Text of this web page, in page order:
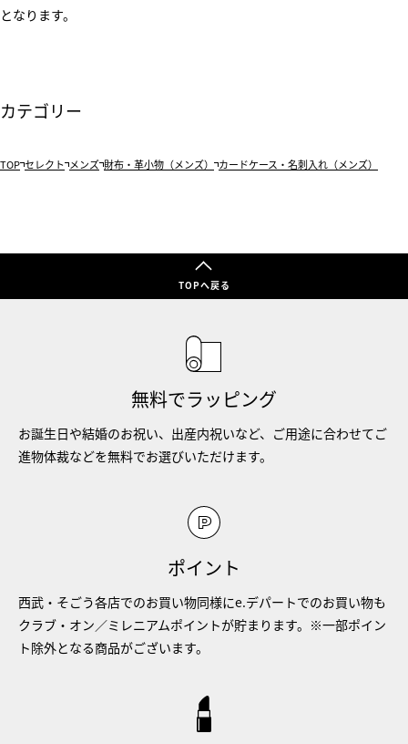
となります。
カテゴリー
TOP セレクト メンズ 財布・革小物（メンズ） カードケース・名刺入れ（メンズ）
TOPへ戻る
無料でラッピング
お誕生日や結婚のお祝い、出産内祝いなど、ご用途に合わせてご
進物体裁などを無料でお選びいただけます。
ポイント
西武・そごう各店でのお買い物同様にe.デパートでのお買い物も
クラブ・オン／ミレニアムポイントが貯まります。※一部ポイン
ト除外となる商品がございます。